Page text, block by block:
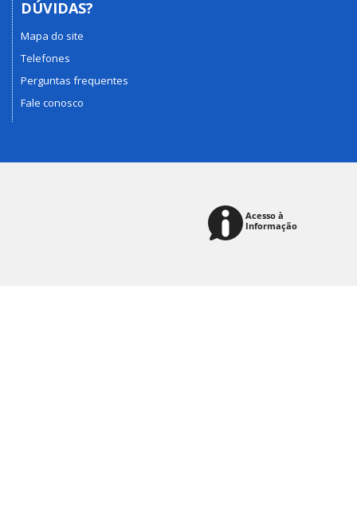
DÚVIDAS?
Mapa do site
Telefones
Perguntas frequentes
Fale conosco